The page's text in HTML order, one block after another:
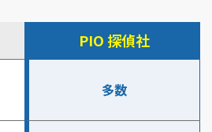
PIO 探偵社
多数